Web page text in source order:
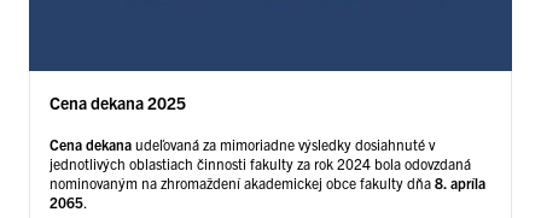
Cena dekana 2025
Cena dekana udeľovaná za mimoriadne výsledky dosiahnuté v
jednotlivých oblastiach činnosti fakulty za rok 2024 bola odovzdaná
nominovaným na zhromaždení akademickej obce fakulty dňa 8. apríla
2065.